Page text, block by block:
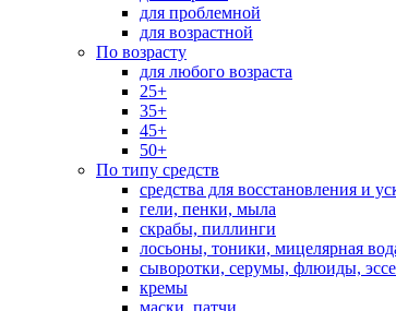
для проблемной
для возрастной
По возрасту
для любого возраста
25+
35+
45+
50+
По типу средств
средства для восстановления и
гели, пенки, мыла
скрабы, пиллинги
лосьоны, тоники, мицелярная
сыворотки, серумы, флюиды,
кремы
маски, патчи